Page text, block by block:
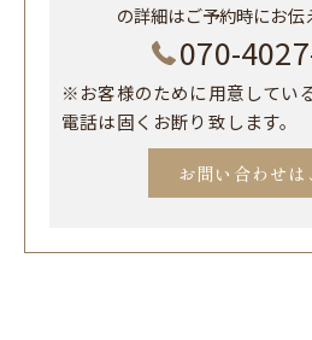
の詳細はご予約時にお伝
070-
※お客様のために用意してい
電話は固くお断り致します。
お問い合わせは